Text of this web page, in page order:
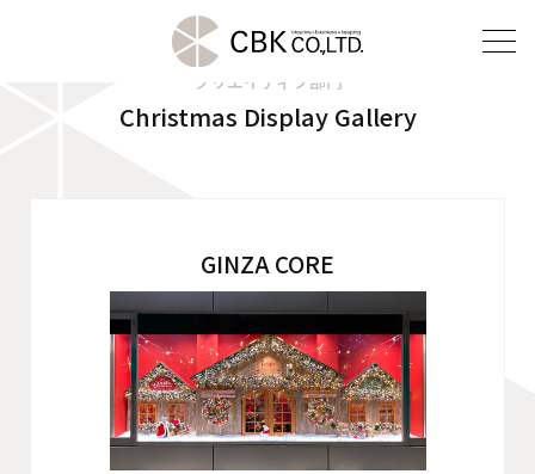
ビルメンテナンス部門
会社案内
ご挨拶
クリエイティブ部門
Christmas Display Gallery
GINZA CORE